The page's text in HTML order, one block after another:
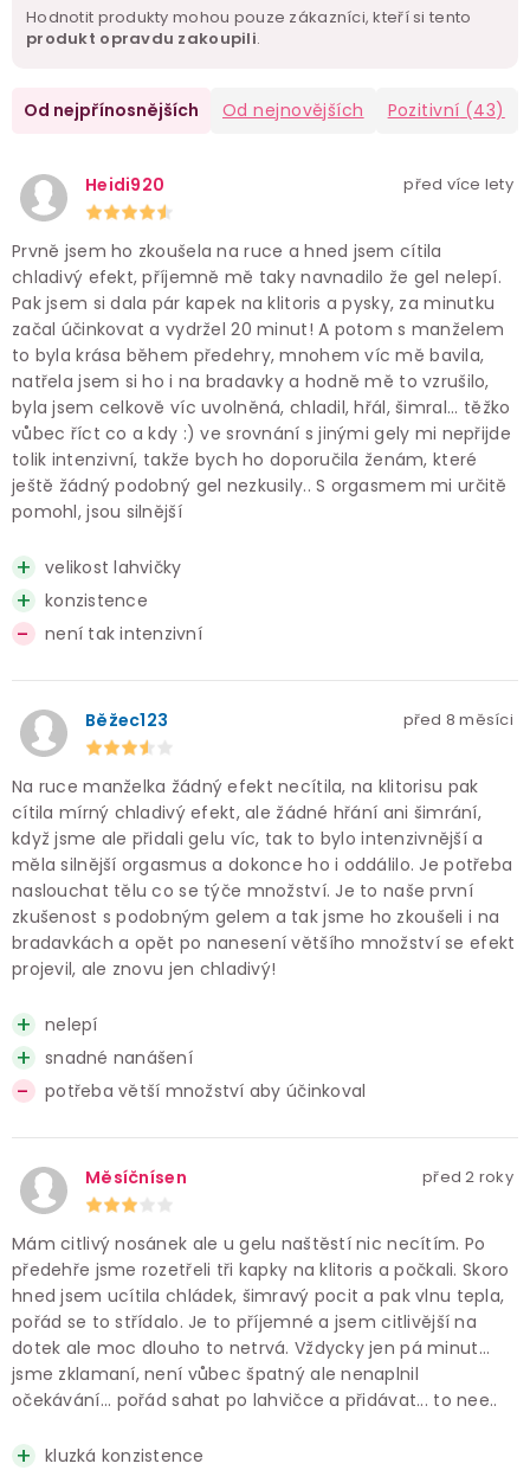
Hodnotit produkty mohou pouze zákazníci, kteří si tento
produkt opravdu zakoupili.
Od nejpřínosnějších Od nejnovějších Pozitivní (43)
Heidi920 před více lety
Prvně jsem ho zkoušela na ruce a hned jsem cítila
chladivý efekt, příjemně mě taky navnadilo že gel nelepí.
Pak jsem si dala pár kapek na klitoris a pysky, za minutku
začal účinkovat a vydržel 20 minut! A potom s manželem
to byla krása během předehry, mnohem víc mě bavila,
natřela jsem si ho i na bradavky a hodně mě to vzrušilo,
byla jsem celkově víc uvolněná, chladil, hřál, šimral... těžko
vůbec říct co a kdy :) ve srovnání s jinými gely mi nepřijde
tolik intenzivní, takže bych ho doporučila ženám, které
ještě žádný podobný gel nezkusily.. S orgasmem mi určitě
pomohl, jsou silnější
velikost lahvičky
konzistence
není tak intenzivní
Běžec123 před 8 měsíci
Na ruce manželka žádný efekt necítila, na klitorisu pak
cítila mírný chladivý efekt, ale žádné hřání ani šimrání,
když jsme ale přidali gelu víc, tak to bylo intenzivnější a
měla silnější orgasmus a dokonce ho i oddálilo. Je potřeba
naslouchat tělu co se týče množství. Je to naše první
zkušenost s podobným gelem a tak jsme ho zkoušeli i na
bradavkách a opět po nanesení většího množství se efekt
projevil, ale znovu jen chladivý!
nelepí
snadné nanášení
potřeba větší množství aby účinkoval
Měsíčnísen před 2 roky
Mám citlivý nosánek ale u gelu naštěstí nic necítím. Po
předehře jsme rozetřeli tři kapky na klitoris a počkali. Skoro
hned jsem ucítila chládek, šimravý pocit a pak vlnu tepla,
pořád se to střídalo. Je to příjemné a jsem citlivější na
dotek ale moc dlouho to netrvá. Vždycky jen pá minut...
jsme zklamaní, není vůbec špatný ale nenaplnil
očekávání... pořád sahat po lahvičce a přidávat... to nee..
kluzká konzistence